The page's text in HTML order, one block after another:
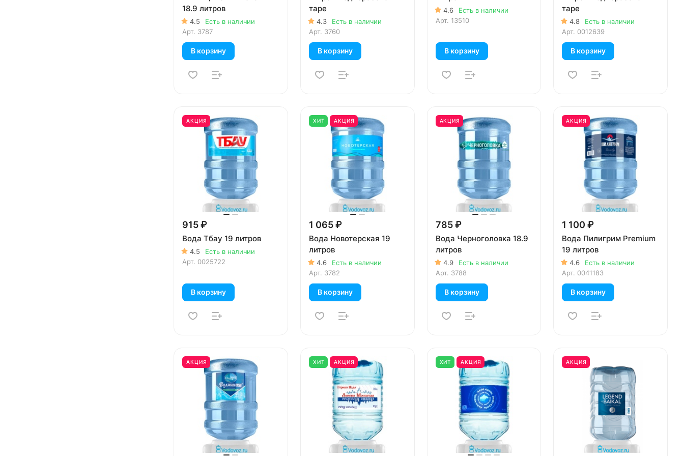
18.9 литров
4.5
Есть в наличии
Арт. 3787
В корзину
таре
4.3
Есть в наличии
Арт. 3760
В корзину
4.6
Есть в наличии
Арт. 13510
В корзину
таре
4.8
Есть в наличии
Арт. 0012639
В корзину
АКЦИЯ
915 ₽
Вода Тбау 19 литров
4.5
Есть в наличии
Арт. 0025722
В корзину
ХИТ АКЦИЯ
1 065 ₽
Вода Новотерская 19
литров
4.6
Есть в наличии
Арт. 3782
В корзину
АКЦИЯ
785 ₽
Вода Черноголовка 18.9
литров
4.9
Есть в наличии
Арт. 3788
В корзину
АКЦИЯ
1 100 ₽
Вода Пилигрим Premium
19 литров
4.6
Есть в наличии
Арт. 0041183
В корзину
АКЦИЯ ХИТ АКЦИЯ ХИТ АКЦИЯ АКЦИЯ